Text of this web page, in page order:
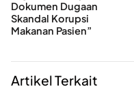
Dokumen Dugaan
Skandal Korupsi
Makanan Pasien”
Artikel Terkait